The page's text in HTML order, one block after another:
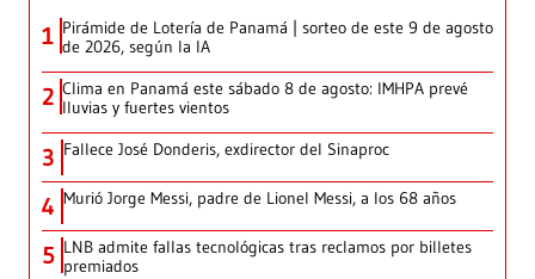
1 Pirámide de Lotería de Panamá | sorteo de este 9 de agosto
de 2026, según la IA
2 Clima en Panamá este sábado 8 de agosto: IMHPA prevé
lluvias y fuertes vientos
3 Fallece José Donderis, exdirector del Sinaproc
4 Murió Jorge Messi, padre de Lionel Messi, a los 68 años
5 LNB admite fallas tecnológicas tras reclamos por billetes
premiados